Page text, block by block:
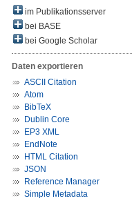
im Publikationsserver
bei BASE
bei Google Scholar
Daten exportieren
ASCII Citation
Atom
BibTeX
Dublin Core
EP3 XML
EndNote
HTML Citation
JSON
Reference Manager
Simple Metadata